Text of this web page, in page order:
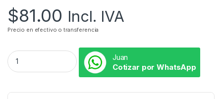
$81.00 Incl. IVA
Precio en efectivo o transferencia
Juan
Cotizar por WhatsApp